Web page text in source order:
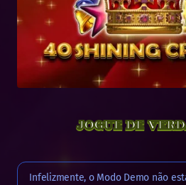
JOGUE DE
Infelizmente, o Modo Demo não